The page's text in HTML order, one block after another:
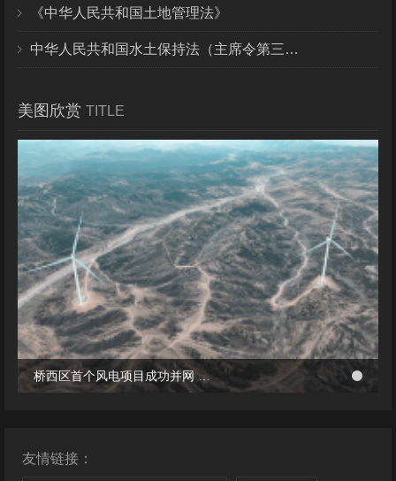
《中华人民共和国土地管理法》
中华人民共和国水土保持法（主席令第三十九号）
美图欣赏 TITLE
桥西区首个风电项目成功并网 助力绿电转型与乡村共富
冬季张北风景 桥西区首个风电项目成功并网 助力绿电转型与乡村共富
友情链接：